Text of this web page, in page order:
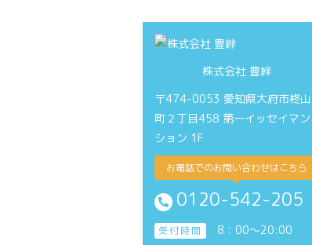
株式会社 豊絆
〒474-0053 愛知県大府市柊山
町２丁目458 第一イッセイマン
ション 1F
お電話でのお問い合わせはこちら
0120-542-205
受付時間
8：00～20:00